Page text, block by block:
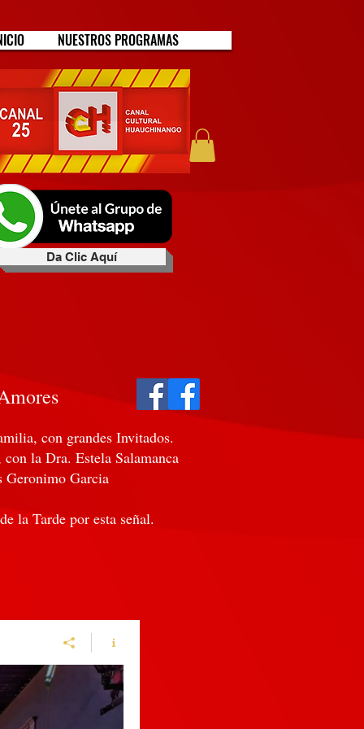
NUESTROS PROGRAMAS
Da Clic Aquí
con grandes Invitados.
la Dra. Estela Salamanca
Geronimo Garcia
la Tarde por esta señal.